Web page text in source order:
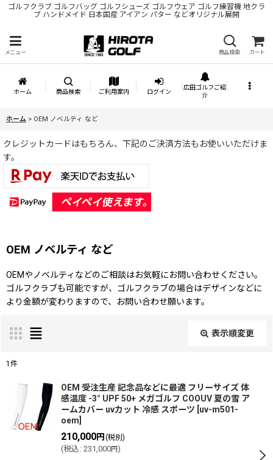
ゴルフクラブ ゴルフバッグ ゴルフシューズ ゴルフウェア ゴルフ練習機 地クラ
ブ ハンドメイド 日本国産 アイアン パター などオリジナル展開
メニュー 商品検索 カート
ホーム 商品検索 ご利用案内 ログイン
広田ゴルフご紹
介
ホーム > OEM ノベルティ など
クレジットカードはもちろん、下記のご決済方法もお使いいただけま
す。
OEM ノベルティ など
OEMやノベルティなどのご相談はお気軽にお問い合わせください。
ゴルフクラブも可能ですが、ゴルフクラブの場合はデザインなどに
より金額が変わりますので、お問い合わせ願います。
表示順変更
表示数:
並び順:
1 件
OEM 受注生産 記念品などに最適 フリーサイズ 体
感温度 -3° UPF 50+ メガゴルフ COOUV 夏の雪 ア
ームカバー uvカット 冷感 スポーツ uv-m501-
oem
210,000円 (税別)
(税込 : 231,000円)